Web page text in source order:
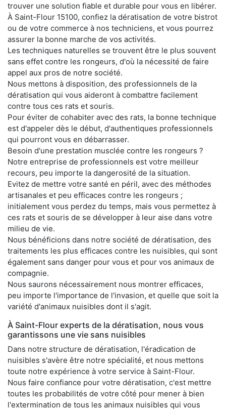
trouver une solution fiable et durable pour vous en libérer.
À Saint-Flour 15100, confiez la dératisation de votre bistrot
ou de votre commerce à nos techniciens, et vous pourrez
assurer la bonne marche de vos activités.
Les techniques naturelles se trouvent être le plus souvent
sans effet contre les rongeurs, d'où la nécessité de faire
appel aux pros de notre société.
Nous mettons à disposition, des professionnels de la
dératisation qui vous aideront à combattre facilement
contre tous ces rats et souris.
Pour éviter de cohabiter avec des rats, la bonne technique
est d'appeler dès le début, d'authentiques professionnels
qui pourront vous en débarrasser.
Besoin d'une prestation musclée contre les rongeurs ?
Notre entreprise de professionnels est votre meilleur
recours, peu importe la dangerosité de la situation.
Evitez de mettre votre santé en péril, avec des méthodes
artisanales et peu efficaces contre les rongeurs ;
initialement vous perdez du temps, mais vous permettez à
ces rats et souris de se développer à leur aise dans votre
milieu de vie.
Nous bénéficions dans notre société de dératisation, des
traitements les plus efficaces contre les nuisibles, qui sont
également sans danger pour vous et pour vos animaux de
compagnie.
Nous saurons nécessairement nous montrer efficaces,
peu importe l'importance de l'invasion, et quelle que soit la
variété d'animaux nuisibles dont il s'agit.
À Saint-Flour experts de la dératisation, nous vous
garantissons une vie sans nuisibles
Dans notre structure de dératisation, l'éradication de
nuisibles s'avère être notre spécialité, et nous mettons
toute notre expérience à votre service à Saint-Flour.
Nous faire confiance pour votre dératisation, c'est mettre
toutes les probabilités de votre côté pour mener à bien
l'extermination de tous les animaux nuisibles qui vous